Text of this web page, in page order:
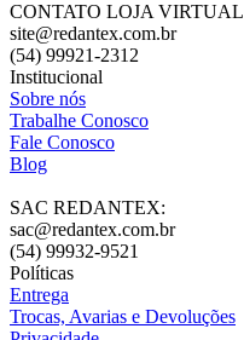
CONTATO LOJA VIRTUAL
site@redantex.com.br
(54) 99921-2312
Institucional
Sobre nós
Trabalhe Conosco
Fale Conosco
Blog
SAC REDANTEX:
sac@redantex.com.br
(54) 99932-9521
Políticas
Entrega
Trocas, Avarias e Devoluções